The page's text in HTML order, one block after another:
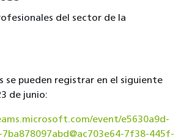
del sector de la
se pueden registrar en el siguiente
de junio:
event/e5630a9d-
7f38-445f-